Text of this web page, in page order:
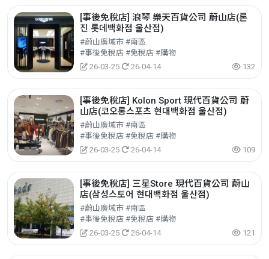
[事後免稅店] 浪琴 樂天百貨公司 蔚山店(론
진 롯데백화점 울산점)
#蔚山廣域市 #南區
#事後免稅店 #免稅店 #購物
26-03-25
26-04-14 132
[事後免稅店] Kolon Sport 現代百貨公司 蔚
山店(코오롱스포츠 현대백화점 울산점)
#蔚山廣域市 #南區
#事後免稅店 #免稅店 #購物
26-03-25
26-04-14 109
[事後免稅店] 三星Store 現代百貨公司 蔚山
店(삼성스토어 현대백화점 울산점)
#蔚山廣域市 #南區
#事後免稅店 #免稅店 #購物
26-03-25
26-04-14 121